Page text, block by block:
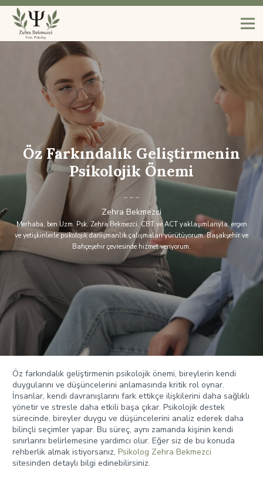
Öz Farkındalık Geliştirmenin
Psikolojik Önemi
Zehra Bekmezci
Merhaba, ben Uzm. Psk. Zehra Bekmezci. CBT ve ACT yaklaşımlarıyla, ergen
ve yetişkinlerle psikolojik danışmanlık çalışmaları yürütüyorum. Başakşehir ve
Bahçeşehir çevresinde hizmet veriyorum.
Öz farkındalık geliştirmenin psikolojik önemi, bireylerin kendi
duygularını ve düşüncelerini anlamasında kritik rol oynar.
İnsanlar, kendi davranışlarını fark ettikçe ilişkilerini daha sağlıklı
yönetir ve stresle daha etkili başa çıkar. Psikolojik destek
sürecinde, bireyler duygu ve düşüncelerini analiz ederek daha
bilinçli seçimler yapar. Bu süreç, aynı zamanda kişinin kendi
sınırlarını belirlemesine yardımcı olur. Eğer siz de bu konuda
rehberlik almak istiyorsanız, Psikolog Zehra Bekmezci
sitesinden detaylı bilgi edinebilirsiniz.